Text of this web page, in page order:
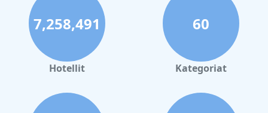
7,258,491
Hotellit
60
Kategoriat